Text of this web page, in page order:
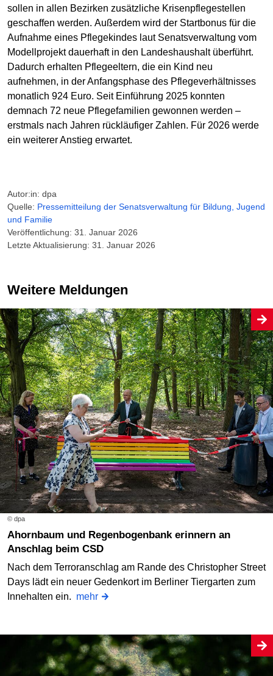
sollen in allen Bezirken zusätzliche Krisenpflegestellen
geschaffen werden. Außerdem wird der Startbonus für die
Aufnahme eines Pflegekindes laut Senatsverwaltung vom
Modellprojekt dauerhaft in den Landeshaushalt überführt.
Dadurch erhalten Pflegeeltern, die ein Kind neu
aufnehmen, in der Anfangsphase des Pflegeverhältnisses
monatlich 924 Euro. Seit Einführung 2025 konnten
demnach 72 neue Pflegefamilien gewonnen werden –
erstmals nach Jahren rückläufiger Zahlen. Für 2026 werde
ein weiterer Anstieg erwartet.
Autor:in: dpa
Quelle: Pressemitteilung der Senats­verwaltung für Bildung, Jugend
und Familie
Veröffentlichung: 31. Januar 2026
Letzte Aktualisierung: 31. Januar 2026
Weitere Meldungen
© dpa
Ahornbaum und Regenbogenbank erinnern an
Anschlag beim CSD
Nach dem Terroranschlag am Rande des Christopher Street
Days lädt ein neuer Gedenkort im Berliner Tiergarten zum
Innehalten ein. mehr